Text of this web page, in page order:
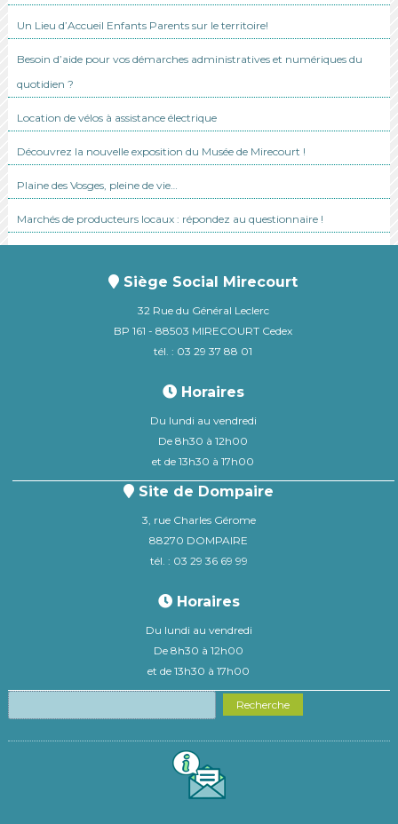
Un Lieu d’Accueil Enfants Parents sur le territoire!
Besoin d’aide pour vos démarches administratives et numériques du
quotidien ?
Location de vélos à assistance électrique
Découvrez la nouvelle exposition du Musée de Mirecourt !
Plaine des Vosges, pleine de vie…
Marchés de producteurs locaux : répondez au questionnaire !
Siège Social Mirecourt
32 Rue du Général Leclerc
BP 161 - 88503 MIRECOURT Cedex
tél. : 03 29 37 88 01
Horaires
Du lundi au vendredi
De 8h30 à 12h00
et de 13h30 à 17h00
Site de Dompaire
3, rue Charles Gérome
88270 DOMPAIRE
tél. : 03 29 36 69 99
Horaires
Du lundi au vendredi
De 8h30 à 12h00
et de 13h30 à 17h00
Recherche